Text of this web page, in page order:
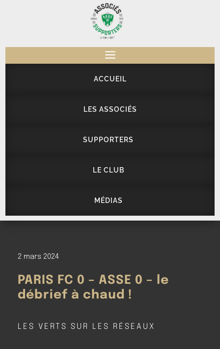
a
ACCUEIL
LES ASSOCIÉS
SUPPORTERS
LE CLUB
MÉDIAS
2 mars 2024
PARIS FC 0 – ASSE 0 – le
débrief à chaud !
LES VERTS SUR LES RÉSEAUX